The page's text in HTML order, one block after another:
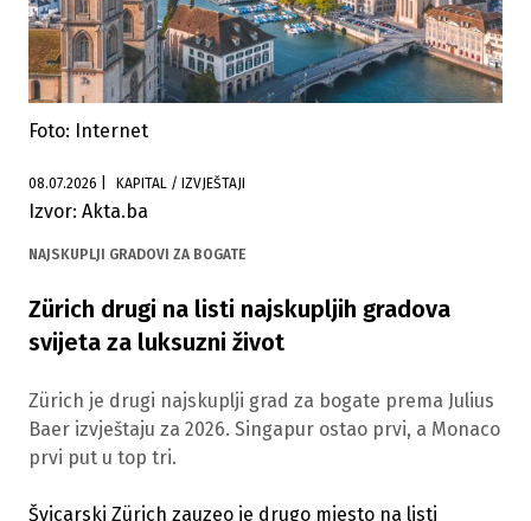
Foto: Internet
08.07.2026 KAPITAL / IZVJEŠTAJI
Izvor: Akta.ba
NAJSKUPLJI GRADOVI ZA BOGATE
Zürich drugi na listi najskupljih gradova
svijeta za luksuzni život
Zürich je drugi najskuplji grad za bogate prema Julius
Baer izvještaju za 2026. Singapur ostao prvi, a Monaco
prvi put u top tri.
Švicarski Zürich zauzeo je drugo mjesto na listi